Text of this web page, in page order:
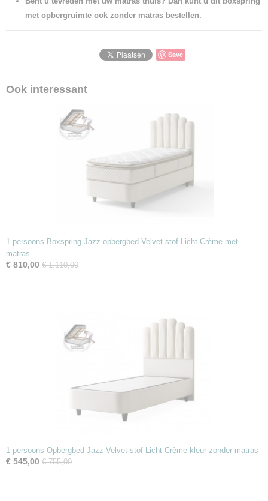
met opbergruimte ook zonder matras bestellen.
Save
Ook interessant
1 persoons Boxspring Jazz opbergbed Velvet stof Licht Crème met
matras.
€ 810,00 € 1.110,00
1 persoons Opbergbed Jazz Velvet stof Licht Crème kleur zonder matras
€ 545,00 € 755,00